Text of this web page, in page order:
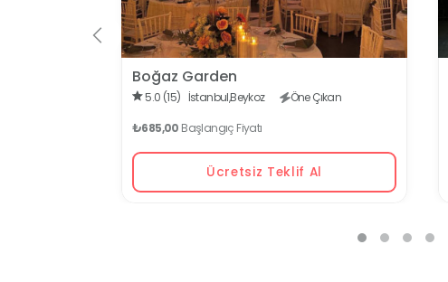
Boğaz Garden
5.0 (15) İstanbul,Beykoz
Öne Çıkan
₺685,00 Başlangıç Fiyatı
Ücretsiz Teklif Al